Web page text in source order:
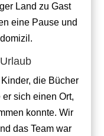
Land zu Gast
eine Pause und
die Bücher
sich einen Ort,
konnte. Wir
das Team war